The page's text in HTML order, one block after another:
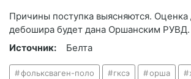
Причины поступка выясняются. Оценка
дебошира будет дана Оршанским РУВД.
Источник:
Белта
фольксваген-поло гксэ орша